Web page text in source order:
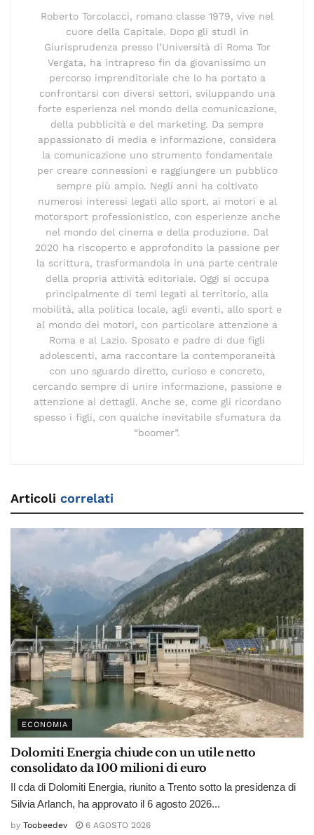
Roberto Torcolacci, romano classe 1979, vive nel
cuore della Capitale. Dopo gli studi in
Giurisprudenza presso l’Università di Roma Tor
Vergata, ha intrapreso fin da giovanissimo un
percorso imprenditoriale che lo ha portato a
confrontarsi con diversi settori, sviluppando una
forte esperienza nel mondo della comunicazione,
della pubblicità e del marketing. Da sempre
appassionato di media e informazione, considera
la comunicazione uno strumento fondamentale
per creare connessioni e raggiungere un pubblico
sempre più ampio. Negli anni ha coltivato
numerosi interessi legati allo sport, ai motori e al
motorsport professionistico, con esperienze anche
nel mondo del cinema e della produzione. Dal
2020 ha riscoperto e approfondito la passione per
la scrittura, trasformandola in una parte centrale
della propria attività editoriale. Oggi si occupa
principalmente di temi legati al territorio, alla
mobilità, alla politica locale, agli eventi, allo sport e
al mondo dei motori, con particolare attenzione a
Roma e al Lazio. Sposato e padre di due figli
adolescenti, ama raccontare la contemporaneità
con uno sguardo diretto, curioso e concreto,
cercando sempre di unire informazione, passione e
attenzione ai dettagli. Anche se, come gli ricordano
spesso i figli, con qualche inevitabile sfumatura da
“boomer”.
Articoli correlati
ECONOMIA
Dolomiti Energia chiude con un utile netto
consolidato da 100 milioni di euro
Il cda di Dolomiti Energia, riunito a Trento sotto la presidenza di
Silvia Arlanch, ha approvato il 6 agosto 2026...
by Toobeedev 6 AGOSTO 2026